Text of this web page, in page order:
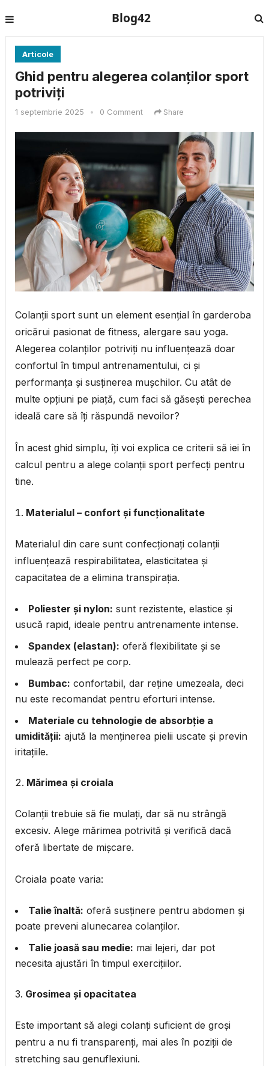
Blog42
Articole
Ghid pentru alegerea colanților sport
potriviți
1 septembrie 2025 • 0 Comment Share
Colanții sport sunt un element esențial în garderoba
oricărui pasionat de fitness, alergare sau yoga.
Alegerea colanților potriviți nu influențează doar
confortul în timpul antrenamentului, ci și
performanța și susținerea mușchilor. Cu atât de
multe opțiuni pe piață, cum faci să găsești perechea
ideală care să îți răspundă nevoilor?
În acest ghid simplu, îți voi explica ce criterii să iei în
calcul pentru a alege colanții sport perfecți pentru
tine.
Materialul – confort și funcționalitate
Materialul din care sunt confecționați colanții
influențează respirabilitatea, elasticitatea și
capacitatea de a elimina transpirația.
Poliester și nylon: sunt rezistente, elastice și
usucă rapid, ideale pentru antrenamente intense.
Spandex (elastan): oferă flexibilitate și se
mulează perfect pe corp.
Bumbac: confortabil, dar reține umezeala, deci
nu este recomandat pentru eforturi intense.
Materiale cu tehnologie de absorbție a
umidității: ajută la menținerea pielii uscate și previn
iritațiile.
Mărimea și croiala
Colanții trebuie să fie mulați, dar să nu strângă
excesiv. Alege mărimea potrivită și verifică dacă
oferă libertate de mișcare.
Croiala poate varia:
Talie înaltă: oferă susținere pentru abdomen și
poate preveni alunecarea colanților.
Talie joasă sau medie: mai lejeri, dar pot
necesita ajustări în timpul exercițiilor.
Grosimea și opacitatea
Este important să alegi colanți suficient de groși
pentru a nu fi transparenți, mai ales în poziții de
stretching sau genuflexiuni.